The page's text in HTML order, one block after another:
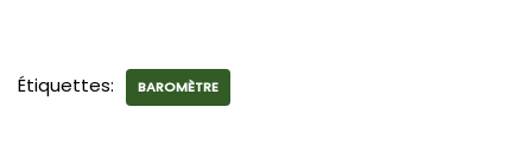
Étiquettes: BAROMÈTRE